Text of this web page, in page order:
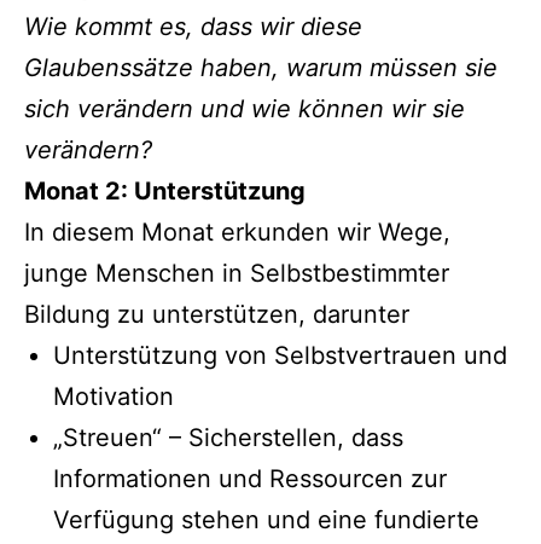
Wie kommt es, dass wir diese
Glaubenssätze haben, warum müssen sie
sich verändern und wie können wir sie
verändern?
Monat 2: Unterstützung
In diesem Monat erkunden wir Wege,
junge Menschen in Selbstbestimmter
Bildung zu unterstützen, darunter
Unterstützung von Selbstvertrauen und
Motivation
„Streuen“ – Sicherstellen, dass
Informationen und Ressourcen zur
Verfügung stehen und eine fundierte